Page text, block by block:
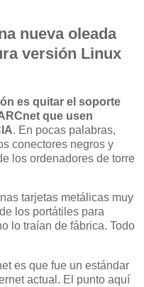
nueva oleada
versión Linux
es quitar el soporte
que usen
. En pocas palabras,
conectores negros y
los ordenadores de torre
tarjetas metálicas muy
los portátiles para
lo traían de fábrica. Todo
es que fue un estándar
actual. El punto aquí